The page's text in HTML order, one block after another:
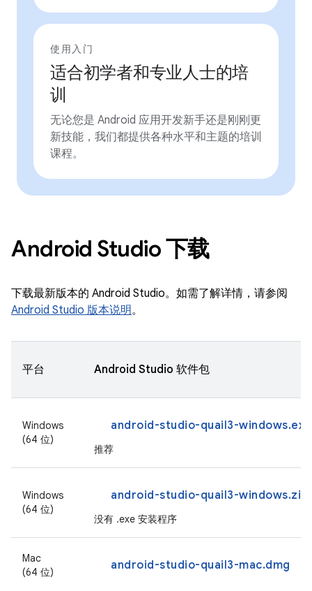
使用入门
适合初学者和专业人士的培
训
无论您是 Android 应用开发新手还是刚刚更
新技能，我们都提供各种水平和主题的培训
课程。
Android Studio 下载
下载最新版本的 Android Studio。如需了解详情，请参阅
Android Studio 版本说明。
平台 Android Studio 软件包
Windows
(64 位)
android-studio-quail3-windows.exe
推荐
Windows
(64 位)
android-studio-quail3-windows.zip
没有 .exe 安装程序
Mac
(64 位)
android-studio-quail3-mac.dmg